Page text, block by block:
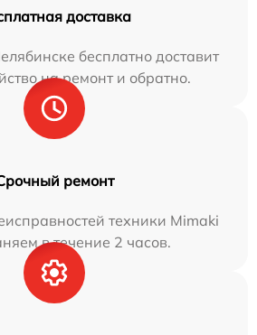
доставка
бесплатно доставит
на ремонт и обратно.
ремонт
техники Mimaki
в течение 2 часов.